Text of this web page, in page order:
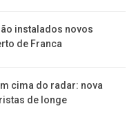
instalados novos
de Franca
cima do radar: nova
de longe